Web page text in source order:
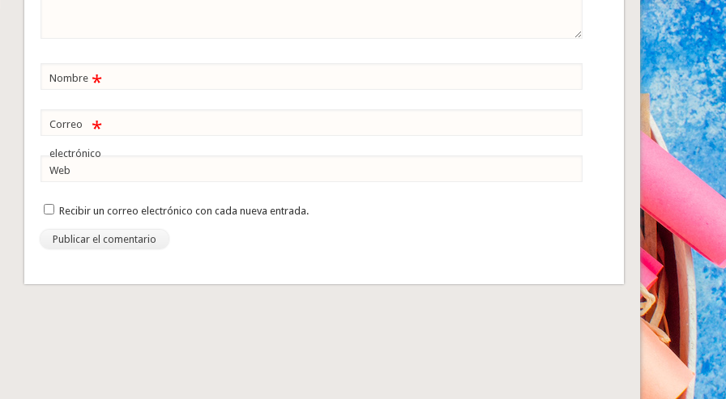
Nombre *
Correo
electrónico
*
Web
Recibir un correo electrónico con cada nueva entrada.